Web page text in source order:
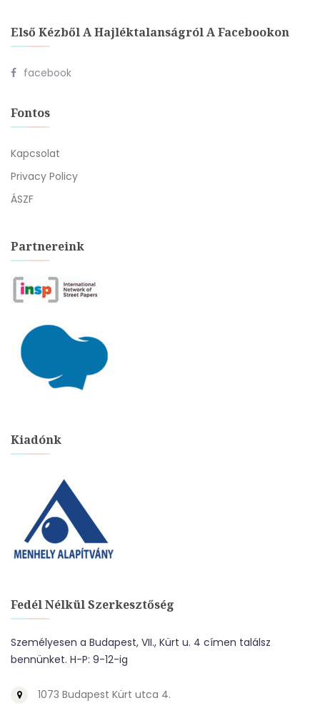
Első Kézből A Hajléktalanságról A Facebookon
facebook
Fontos
Kapcsolat
Privacy Policy
ÁSZF
Partnereink
Kiadónk
Fedél Nélkül Szerkesztőség
Személyesen a Budapest, VII., Kürt u. 4 címen találsz
bennünket. H-P: 9-12-ig
1073 Budapest Kürt utca 4.